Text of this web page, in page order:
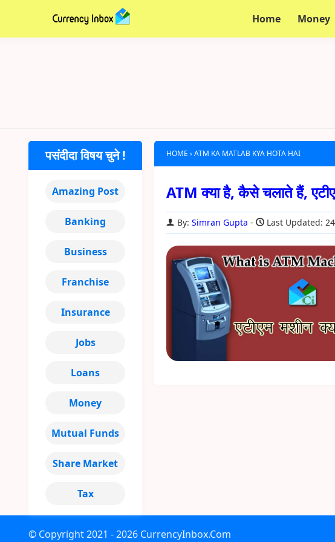
Home Money
HOME ›ATM KA MATLAB KYA HOTA HAI
ATM क्या है, कैसे चलाते हैं,
By:Simran Gupta Last Updated:
पसंदीदा विषय चुने !
Amazing Post
Banking
Business
Franchise
Insurance
Jobs
Loans
Money
Mutual Funds
Share Market
Tax
© Copyright2021 - 2026 CurrencyInbox.Com